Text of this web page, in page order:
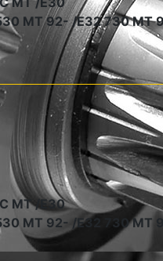
MT 92- /E32 730 MT
MT /E30
MT 92- /E32 730 MT